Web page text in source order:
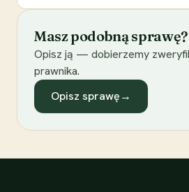
Masz podobną sprawę?
Opisz ją — dobierzemy
prawnika.
Opisz sprawę→